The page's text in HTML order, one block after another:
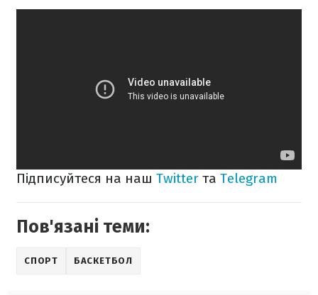
Підписуйтеся на наш Twitter та Telegram
Пов'язані теми:
СПОРТ БАСКЕТБОЛ